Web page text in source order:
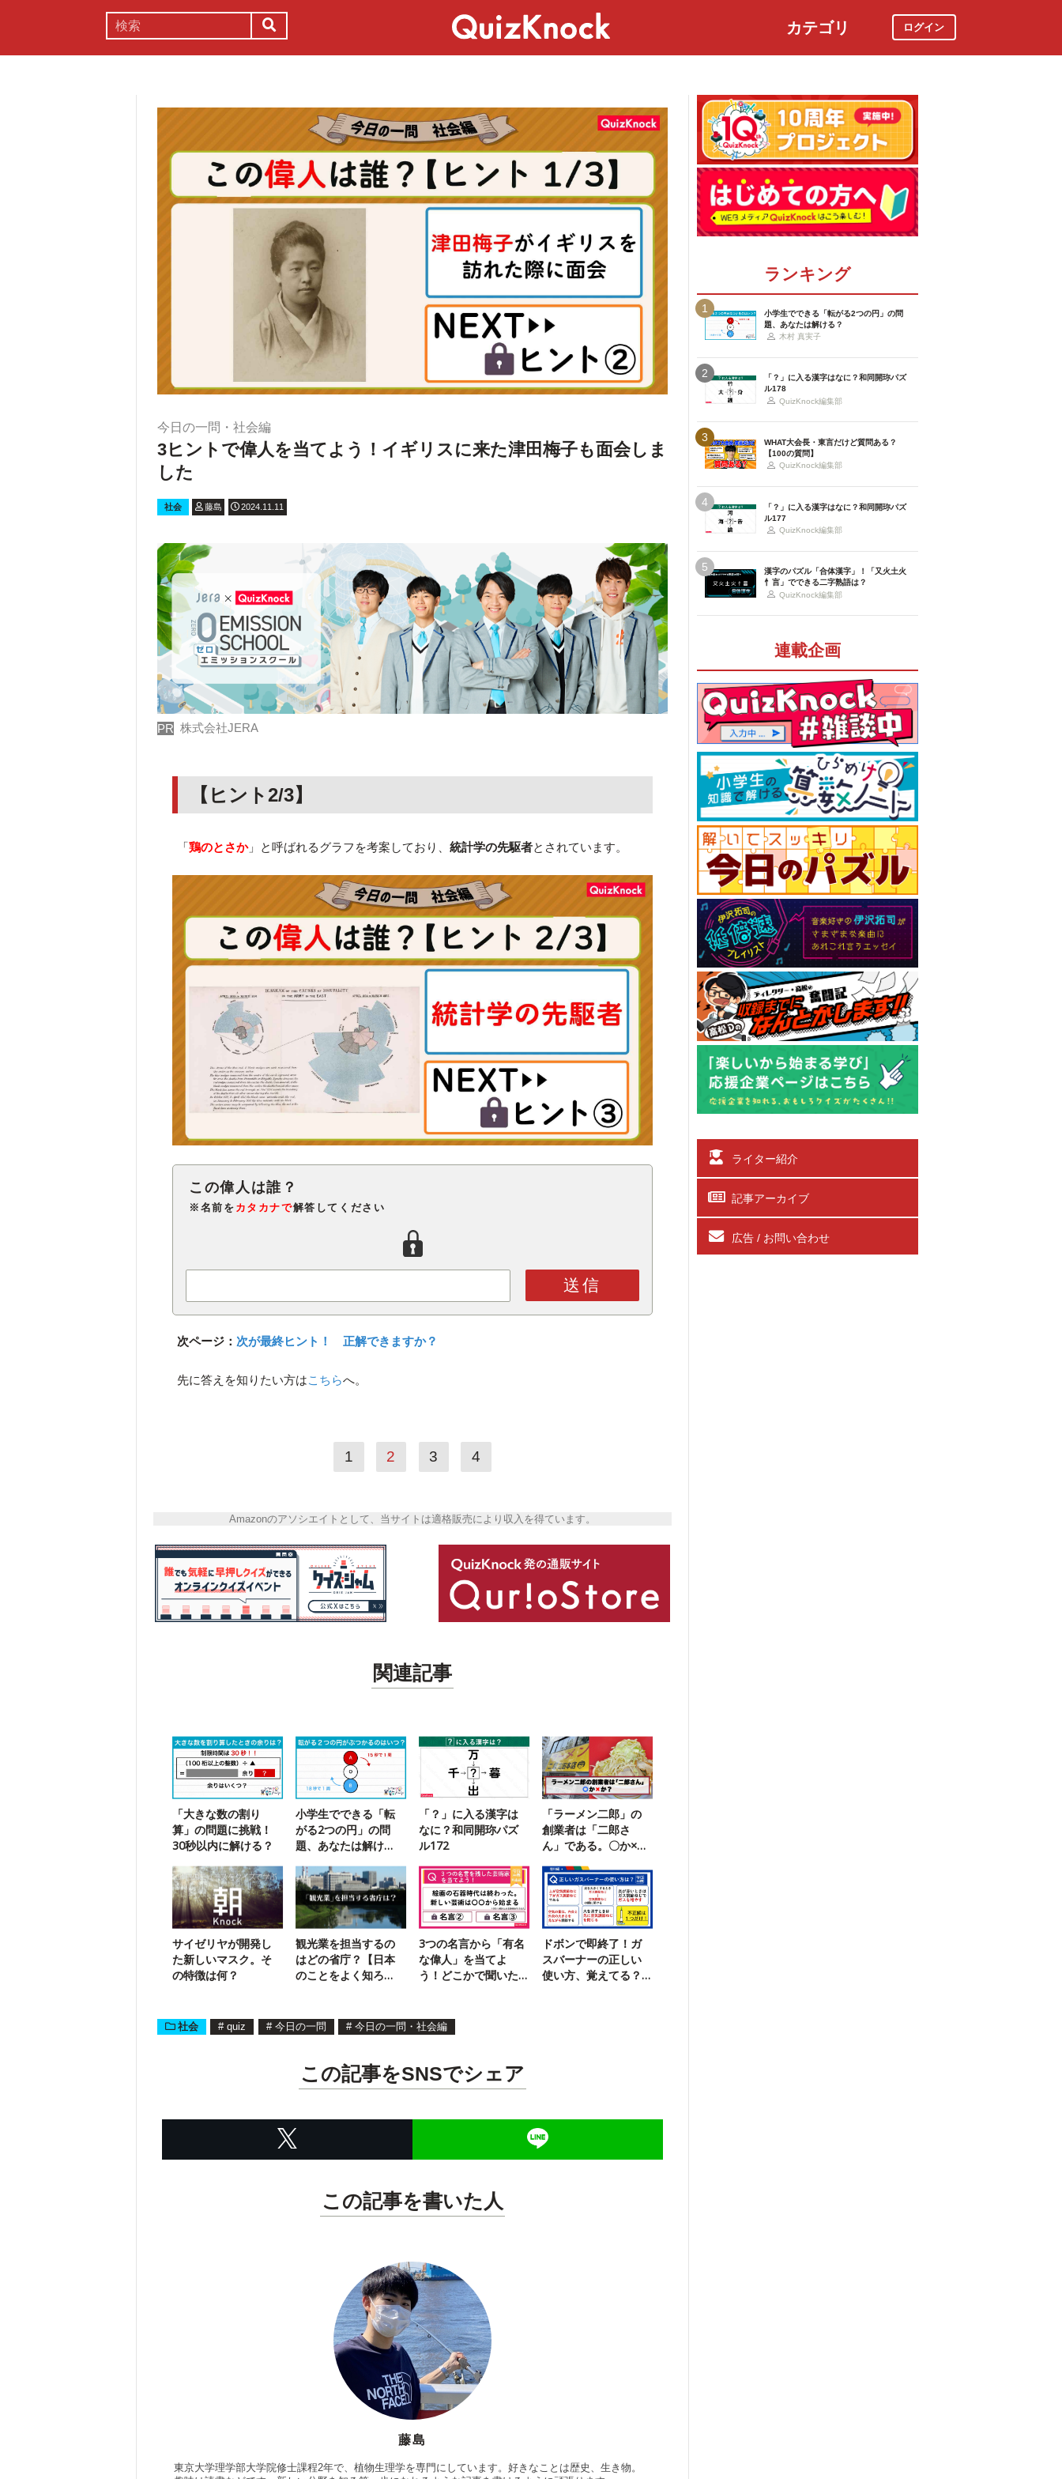
カテゴリ ログイン
今日の一問・社会編
3ヒントで偉人を当てよう！イギリスに来た津田梅子も面会しま
した
社会 藤島 2024.11.11
PR 株式会社JERA
【ヒント2/3】
「鶏のとさか」と呼ばれるグラフを考案しており、統計学の先駆者とされています。
※名前を カタカナで解答してください
送信
次ページ：次が最終ヒント！ 正解できますか？
先に答えを知りたい方はこちらへ。
1 2 3 4
Amazonのアソシエイトとして、当サイトは適格販売により収入を得ています。
関連記事
「大きな数の割り
算」の問題に挑戦！
30秒以内に解ける？
小学生でできる「転
がる2つの円」の問
題、あなたは解け
「？」に入る漢字は
なに？和同開珎パズ
ル172
「ラーメン二郎」の
創業者は「二郎さ
ん」である。〇か×
サイゼリヤが開発し
た新しいマスク。そ
の特徴は何？
観光業を担当するの
はどの省庁？【日本
のことをよく知ろ
3つの名言から「有名
な偉人」を当てよ
う！どこかで聞いた
ドボンで即終了！ガ
スバーナーの正しい
使い方、覚えてる？
社会 # quiz # 今日の一問 # 今日の一問・社会編
この記事をSNSでシェア
この記事を書いた人
藤島
東京大学理学部大学院修士課程2年で、植物生理学を専門にしています。好きなことは歴史、生き物。
ランキング
1
小学生でできる「転がる2つの円」の問
題、あなたは解ける？
木村 真実子
2
「？」に入る漢字はなに？和同開珎パズ
ル178
QuizKnock編集部
3
WHAT大会長・東言だけど質問ある？
【100の質問】
QuizKnock編集部
4
「？」に入る漢字はなに？和同開珎パズ
ル177
QuizKnock編集部
5
漢字のパズル「合体漢字」！「又火土火
忄言」でできる二字熟語は？
QuizKnock編集部
連載企画
ライター紹介
記事アーカイブ
広告 / お問い合わせ